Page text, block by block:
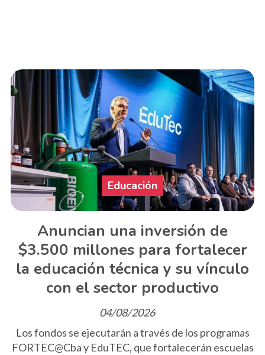
Anuncian una inversión de
$3.500 millones para fortalecer
la educación técnica y su vínculo
con el sector productivo
Educación
04/08/2026
Los fondos se ejecutarán a través de los programas
FORTEC@Cba y EduTEC, que fortalecerán escuelas